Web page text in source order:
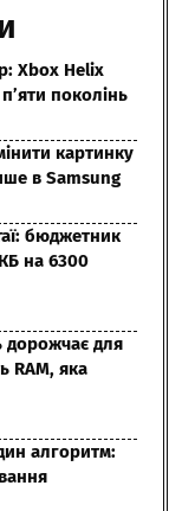
Xbox Helix
поколінь
картинку
в Samsung
бюджетник
на 6300
дорожчає для
RAM, яка
алгоритм: